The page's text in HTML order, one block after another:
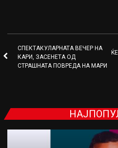
СПЕКТАКУЛАРНАТА ВЕЧЕР НА
КАРИ, ЗАСЕНЕТА ОД
СТРАШНАТА ПОВРЕДА НА МАРИ